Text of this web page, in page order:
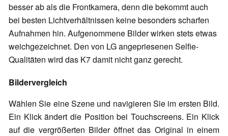
besser ab als die Frontkamera, denn die bekommt auch
bei besten Lichtverhältnissen keine besonders scharfen
Aufnahmen hin. Aufgenommene Bilder wirken stets etwas
weichgezeichnet. Den von LG angepriesenen Selfie-
Qualitäten wird das K7 damit nicht ganz gerecht.
Bildervergleich
Wählen Sie eine Szene und navigieren Sie im ersten Bild.
Ein Klick ändert die Position bei Touchscreens. Ein Klick
auf die vergrößerten Bilder öffnet das Original in einem